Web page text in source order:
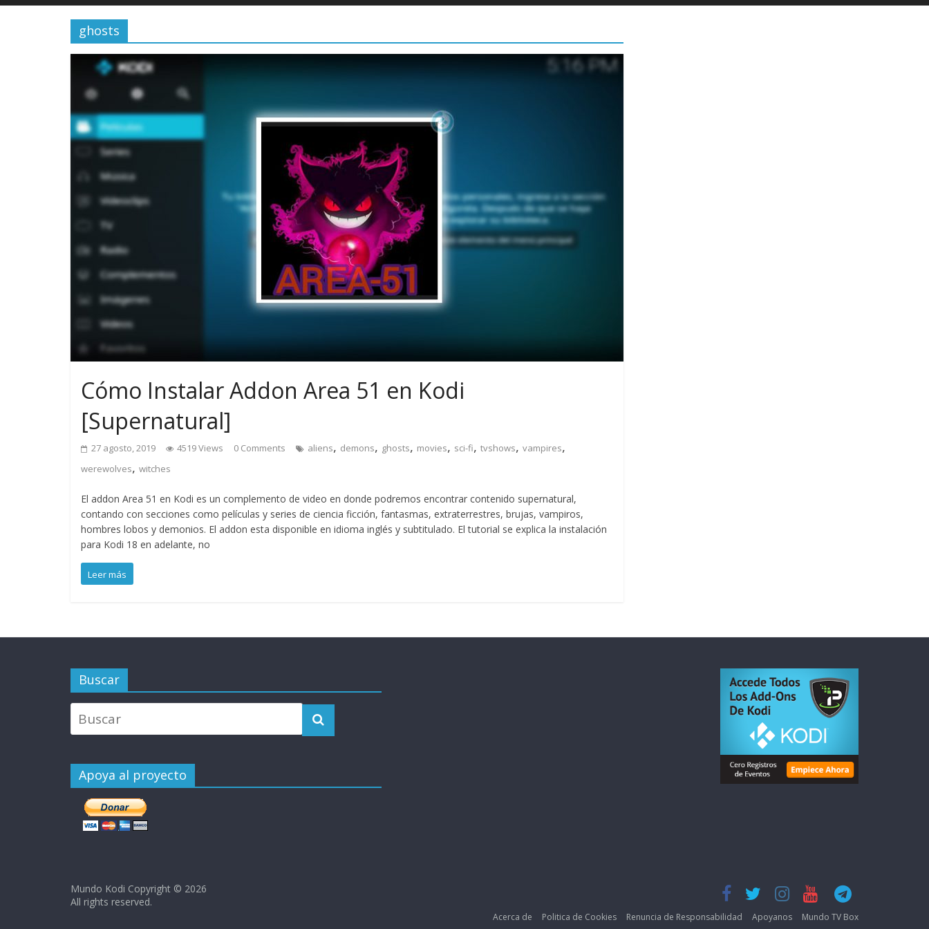
ghosts
Cómo Instalar Addon Area 51 en Kodi
[Supernatural]
27 agosto, 2019 4519 Views 0 Comments aliens, demons, ghosts, movies, sci-fi, tvshows, vampires,
werewolves, witches
El addon Area 51 en Kodi es un complemento de video en donde podremos encontrar contenido supernatural,
contando con secciones como películas y series de ciencia ficción, fantasmas, extraterrestres, brujas, vampiros,
hombres lobos y demonios. El addon esta disponible en idioma inglés y subtitulado. El tutorial se explica la instalación
para Kodi 18 en adelante, no
Leer más
Buscar
Apoya al proyecto
Acerca de Politica de Cookies Renuncia de Responsabilidad Apoyanos Mundo TV Box
Mundo Kodi Copyright © 2026
All rights reserved.